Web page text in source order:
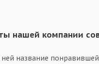
нашей компании
название